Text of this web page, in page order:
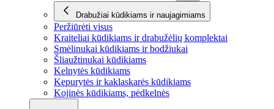
Drabužiai kūdikiams ir naujagimiams
Peržiūrėti visus
Kraiteliai kūdikiams ir drabužėlių komplektai
Smėlinukai kūdikiams ir bodžiukai
Šliaužtinukai kūdikiams
Kelnytės kūdikiams
Kepurytės ir kaklaskarės kūdikiams
Kojinės kūdikiams, pėdkelnės